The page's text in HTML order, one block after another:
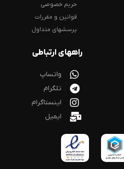
حریم خصوصی
قوانین و مقررات
پرسشهای متداول
راههای ارتباطی
واتساپ
تلگرام
اینستاگرام
ایمیل